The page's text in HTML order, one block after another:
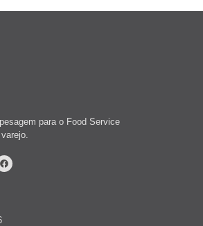
para o Food Service